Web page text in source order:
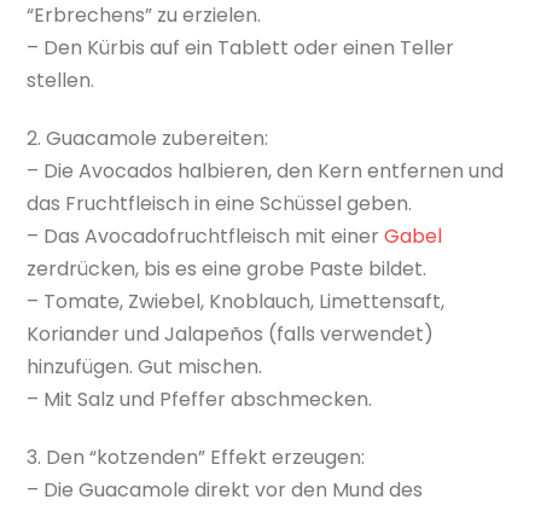
“Erbrechens” zu erzielen.
– Den Kürbis auf ein Tablett oder einen Teller
stellen.
2. Guacamole zubereiten:
– Die Avocados halbieren, den Kern entfernen und
das Fruchtfleisch in eine Schüssel geben.
– Das Avocadofruchtfleisch mit einerGabel
zerdrücken, bis es eine grobe Paste bildet.
– Tomate, Zwiebel, Knoblauch, Limettensaft,
Koriander und Jalapeños (falls verwendet)
hinzufügen. Gut mischen.
– Mit Salz und Pfeffer abschmecken.
3. Den “kotzenden” Effekt erzeugen:
– Die Guacamole direkt vor den Mund des